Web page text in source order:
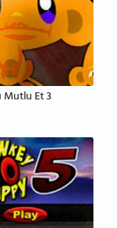
Et 3